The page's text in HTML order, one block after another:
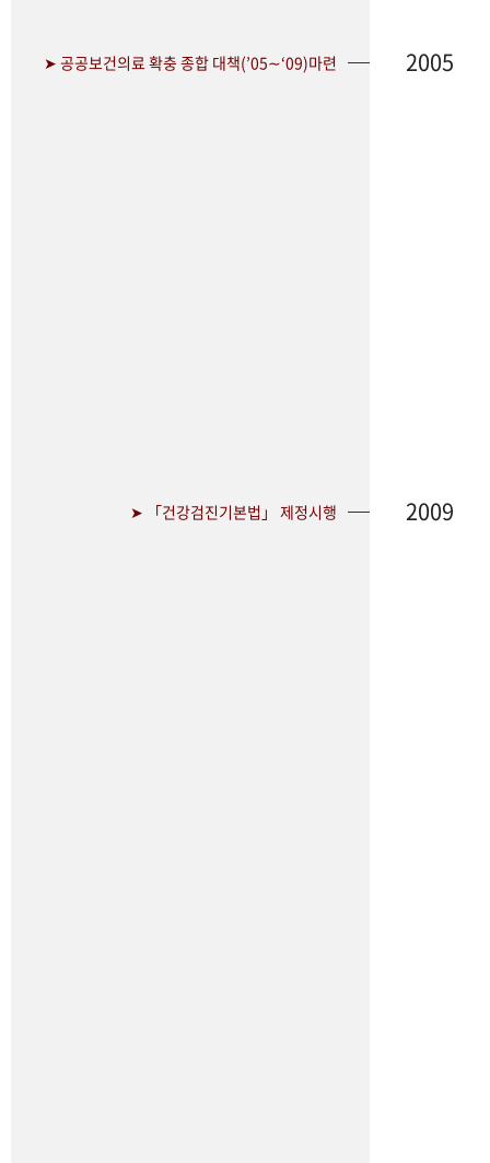
➤ 공공보건의료 확충 종합 대책(’05∼‘09)마련 2005
➤ 「건강검진기본법」 제정시행 2009